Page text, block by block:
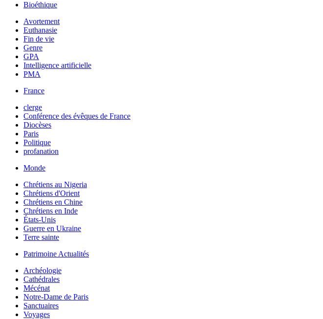
Bioéthique
Avortement
Euthanasie
Fin de vie
Genre
GPA
Intelligence artificielle
PMA
France
clerge
Conférence des évêques de France
Diocèses
Paris
Politique
profanation
Monde
Chrétiens au Nigeria
Chrétiens d'Orient
Chrétiens en Chine
Chrétiens en Inde
États-Unis
Guerre en Ukraine
Terre sainte
Patrimoine Actualités
Archéologie
Cathédrales
Mécénat
Notre-Dame de Paris
Sanctuaires
Voyages